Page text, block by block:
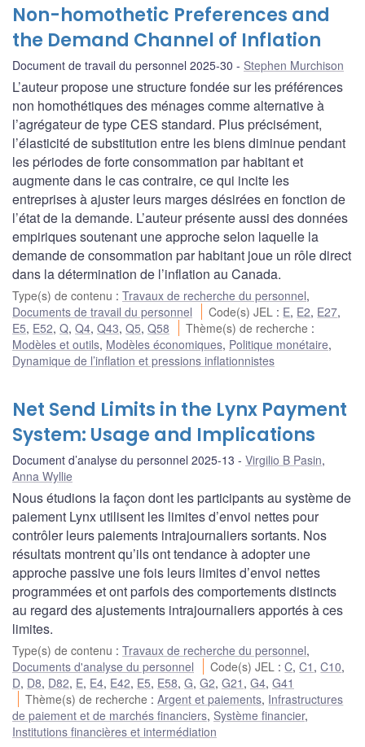
Non-homothetic Preferences and
the Demand Channel of Inflation
Document de travail du personnel 2025-30 Stephen Murchison
L’auteur propose une structure fondée sur les préférences
non homothétiques des ménages comme alternative à
l’agrégateur de type CES standard. Plus précisément,
l’élasticité de substitution entre les biens diminue pendant
les périodes de forte consommation par habitant et
augmente dans le cas contraire, ce qui incite les
entreprises à ajuster leurs marges désirées en fonction de
l’état de la demande. L’auteur présente aussi des données
empiriques soutenant une approche selon laquelle la
demande de consommation par habitant joue un rôle direct
dans la détermination de l’inflation au Canada.
Type(s) de contenu : Travaux de recherche du personnel,
Documents de travail du personnel
Code(s) JEL : E, E2, E27,
E5, E52, Q, Q4, Q43, Q5, Q58 Thème(s) de recherche :
Modèles et outils, Modèles économiques, Politique monétaire,
Dynamique de l’inflation et pressions inflationnistes
Net Send Limits in the Lynx Payment
System: Usage and Implications
Document d’analyse du personnel 2025-13 Virgilio B Pasin,
Anna Wyllie
Nous étudions la façon dont les participants au système de
paiement Lynx utilisent les limites d’envoi nettes pour
contrôler leurs paiements intrajournaliers sortants. Nos
résultats montrent qu’ils ont tendance à adopter une
approche passive une fois leurs limites d’envoi nettes
programmées et ont parfois des comportements distincts
au regard des ajustements intrajournaliers apportés à ces
limites.
Type(s) de contenu : Travaux de recherche du personnel,
Documents d'analyse du personnel
Code(s) JEL :C,C1 ,C10,
D, D8, D82, E, E4, E42, E5, E58, G, G2, G21 , G4, G41
Thème(s) de recherche :Argent et paiements, Infrastructures
de paiement et de marchés financiers, Système financier,
Institutions financières et intermédiation